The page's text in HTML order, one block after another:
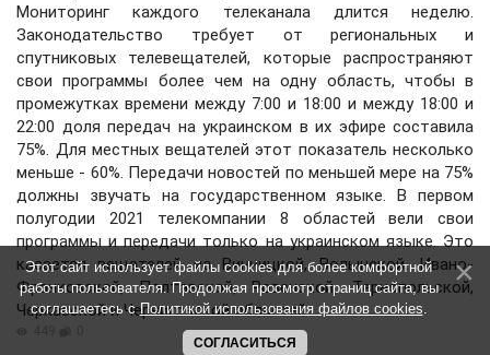
Мониторинг каждого телеканала длится неделю.
Законодательство требует от региональных и
спутниковых телевещателей, которые распространяют
свои программы более чем на одну область, чтобы в
промежутках времени между 7:00 и 18:00 и между 18:00 и
22:00 доля передач на украинском в их эфире составила
75%. Для местных вещателей этот показатель несколько
меньше - 60%. Передачи новостей по меньшей мере на 75%
должны звучать на государственном языке. В первом
полугодии 2021 телекомпании 8 областей вели свои
программы и передачи только на украинском языке. Это
касается вещателей из Винницкой, Волынской, Ивано-
Франковской, Полтавской, Ровенской, Тернопольской,
Черкасской и Черниговской областей.
Этот сайт использует файлы cookies для более комфортной
работы пользователя. Продолжая просмотр страниц сайта, вы
соглашаетесь сПолитикой использования файлов cookies.
СОГЛАСИТЬСЯ